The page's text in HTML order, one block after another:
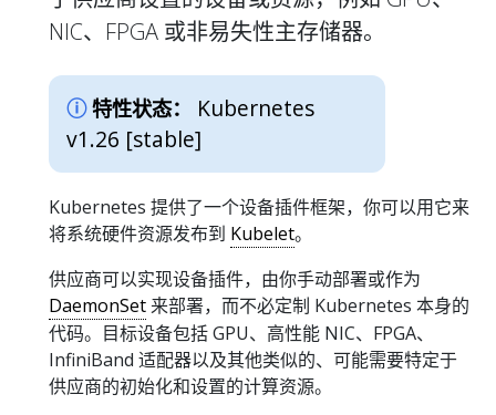
NIC、FPGA 或非易失性主存储器。
特性状态：
Kubernetes
v1.26 [stable]
Kubernetes 提供了一个设备插件框架，你可以用它来
将系统硬件资源发布到 Kubelet。
供应商可以实现设备插件，由你手动部署或作为
DaemonSet 来部署，而不必定制 Kubernetes 本身的
代码。目标设备包括 GPU、高性能 NIC、FPGA、
InfiniBand 适配器以及其他类似的、可能需要特定于
供应商的初始化和设置的计算资源。